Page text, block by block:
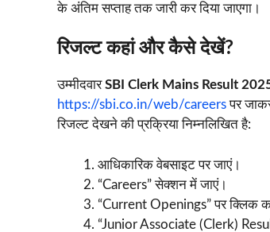
के अंतिम सप्ताह तक जारी कर दिया जाएगा।
रिजल्ट कहां और कैसे देखें?
उम्मीदवारSBI Clerk Mains Result
https://sbi.co.in/web/careersपर
रिजल्ट देखने की प्रक्रिया निम्नलिखित है:
आधिकारिक वेबसाइट पर जाएं।
“Careers” सेक्शन में जाएं।
“Current Openings” पर क्लिक
“Junior Associate (Clerk)